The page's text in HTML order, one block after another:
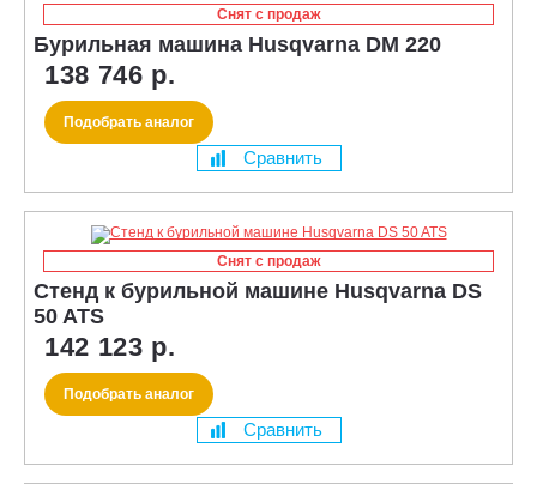
Снят с продаж
Бурильная машина Husqvarna DM 220
138 746 р.
Подобрать аналог
Сравнить
Снят с продаж
Стенд к бурильной машине Husqvarna DS
50 ATS
142 123 р.
Подобрать аналог
Сравнить